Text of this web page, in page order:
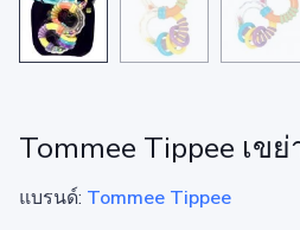
Tommee Tippee เข
แบรนด์: Tommee Tippee